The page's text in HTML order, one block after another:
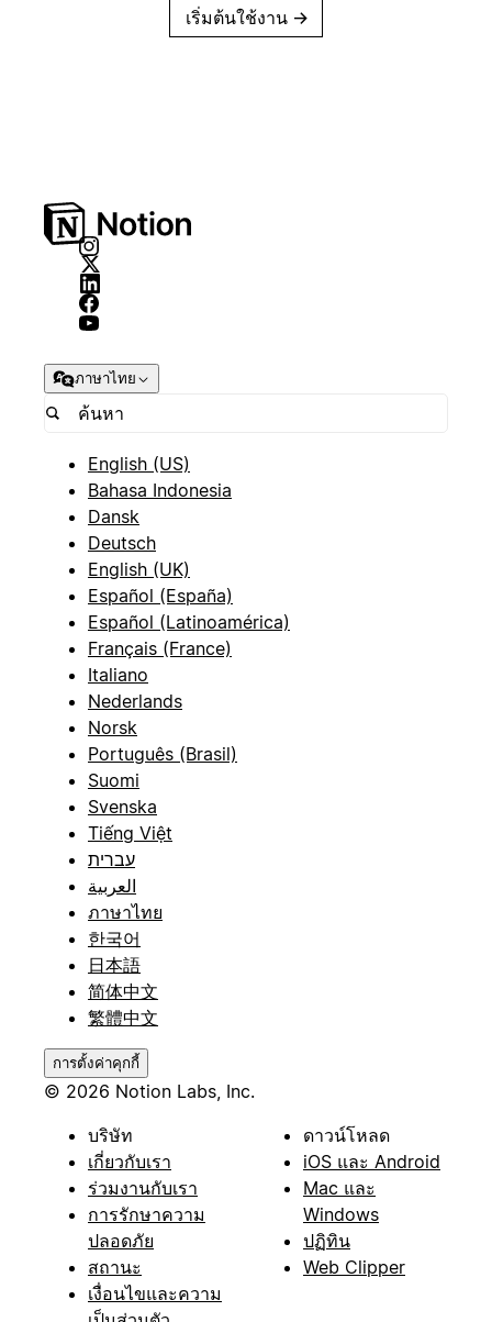
เริ่มต้นใช้งาน →
ภาษาไทย
English (US)
Bahasa Indonesia
Dansk
Deutsch
English (UK)
Español (España)
Español (Latinoamérica)
Français (France)
Italiano
Nederlands
Norsk
Português (Brasil)
Suomi
Svenska
Tiếng Việt
עברית
العربية
ภาษาไทย
한국어
日本語
简体中文
繁體中文
การตั้งค่าคุกกี้
© 2026 Notion Labs, Inc.
บริษัท
เกี่ยวกับเรา
ร่วมงานกับเรา
การรักษาความ
ปลอดภัย
สถานะ
เงื่อนไขและความ
ดาวน์โหลด
iOS และ Android
Mac และ
Windows
ปฏิทิน
Web Clipper